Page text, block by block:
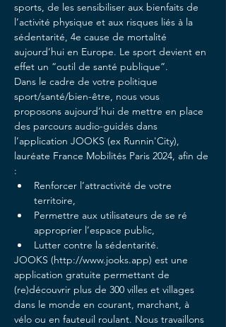
sports, de les sensibiliser aux bienfaits de
l’activité physique et aux risques liés à la
sédentarité, 4e cause de mortalité
aujourd’hui en Europe. Le sport devient en
effet un “outil de santé publique”.
Dans le cadre de votre politique
sport/santé/bien-être, nous vous
proposons aujourd’hui de mettre en place
des parcours audio-guidés dans
l’application JOOKS (ex Runnin'City),
lauréate France Mobilités Paris 2024, afin de
:
Renforcer l’attractivité de votre
territoire,
Permettre aux utilisateurs de se ré
approprier l’espace public,
Lutter contre la sédentarité.
JOOKS (http://www.jooks.app) est une
application gratuite permettant de
(re)découvrir plus de 300 villes et villages
dans le monde en courant, marchant, à
vélo ou en fauteuil roulant. Nous travaillons